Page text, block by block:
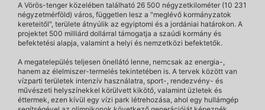
A Vörös-tenger közelében található 26 500 négyzetkilométer (10 231
négyzetmérföld) város, független lesz a "meglévő kormányzatok
kereteitől", területe átnyúlik az egyiptomi és a jordániai határokon. A
projektet 500 milliárd dollárral támogatja a szaúdi kormány és
befektetési alapja, valamint a helyi és nemzetközi befektetők.
A megatelepülés teljesen önellátó lenne, nemcsak az energia-,
hanem az élelmiszer-termelés tekintetében is. A tervek között van
vízparti területek intenzív használatra, sport-, rendezvény- és
művészeti helyszínekkel körülvett kikötő, valamint üzletek és
éttermek, ezen kívül egy vízi park létrehozása, ahol egy hullámgép